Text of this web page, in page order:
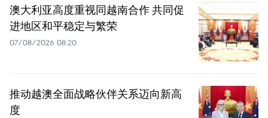
澳大利亚高度重视同越南合作 共同促
进地区和平稳定与繁荣
07/08/2026 08:20
推动越澳全面战略伙伴关系迈向新高
度